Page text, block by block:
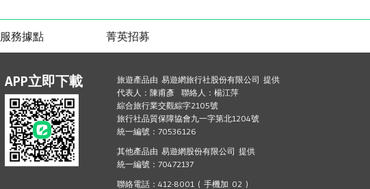
服務據點 菁英招募
APP立即下載
旅遊產品由 易遊網旅行社股份有限公司 提供
代表人：陳甫彥 聯絡人：楊江萍
綜合旅行業交觀綜字2105號
旅行社品質保障協會九一字第北1204號
統一編號：70536126
其他產品由 易遊網股份有限公司 提供
統一編號：70472137
聯絡電話：412-8001 ( 手機加 02 )